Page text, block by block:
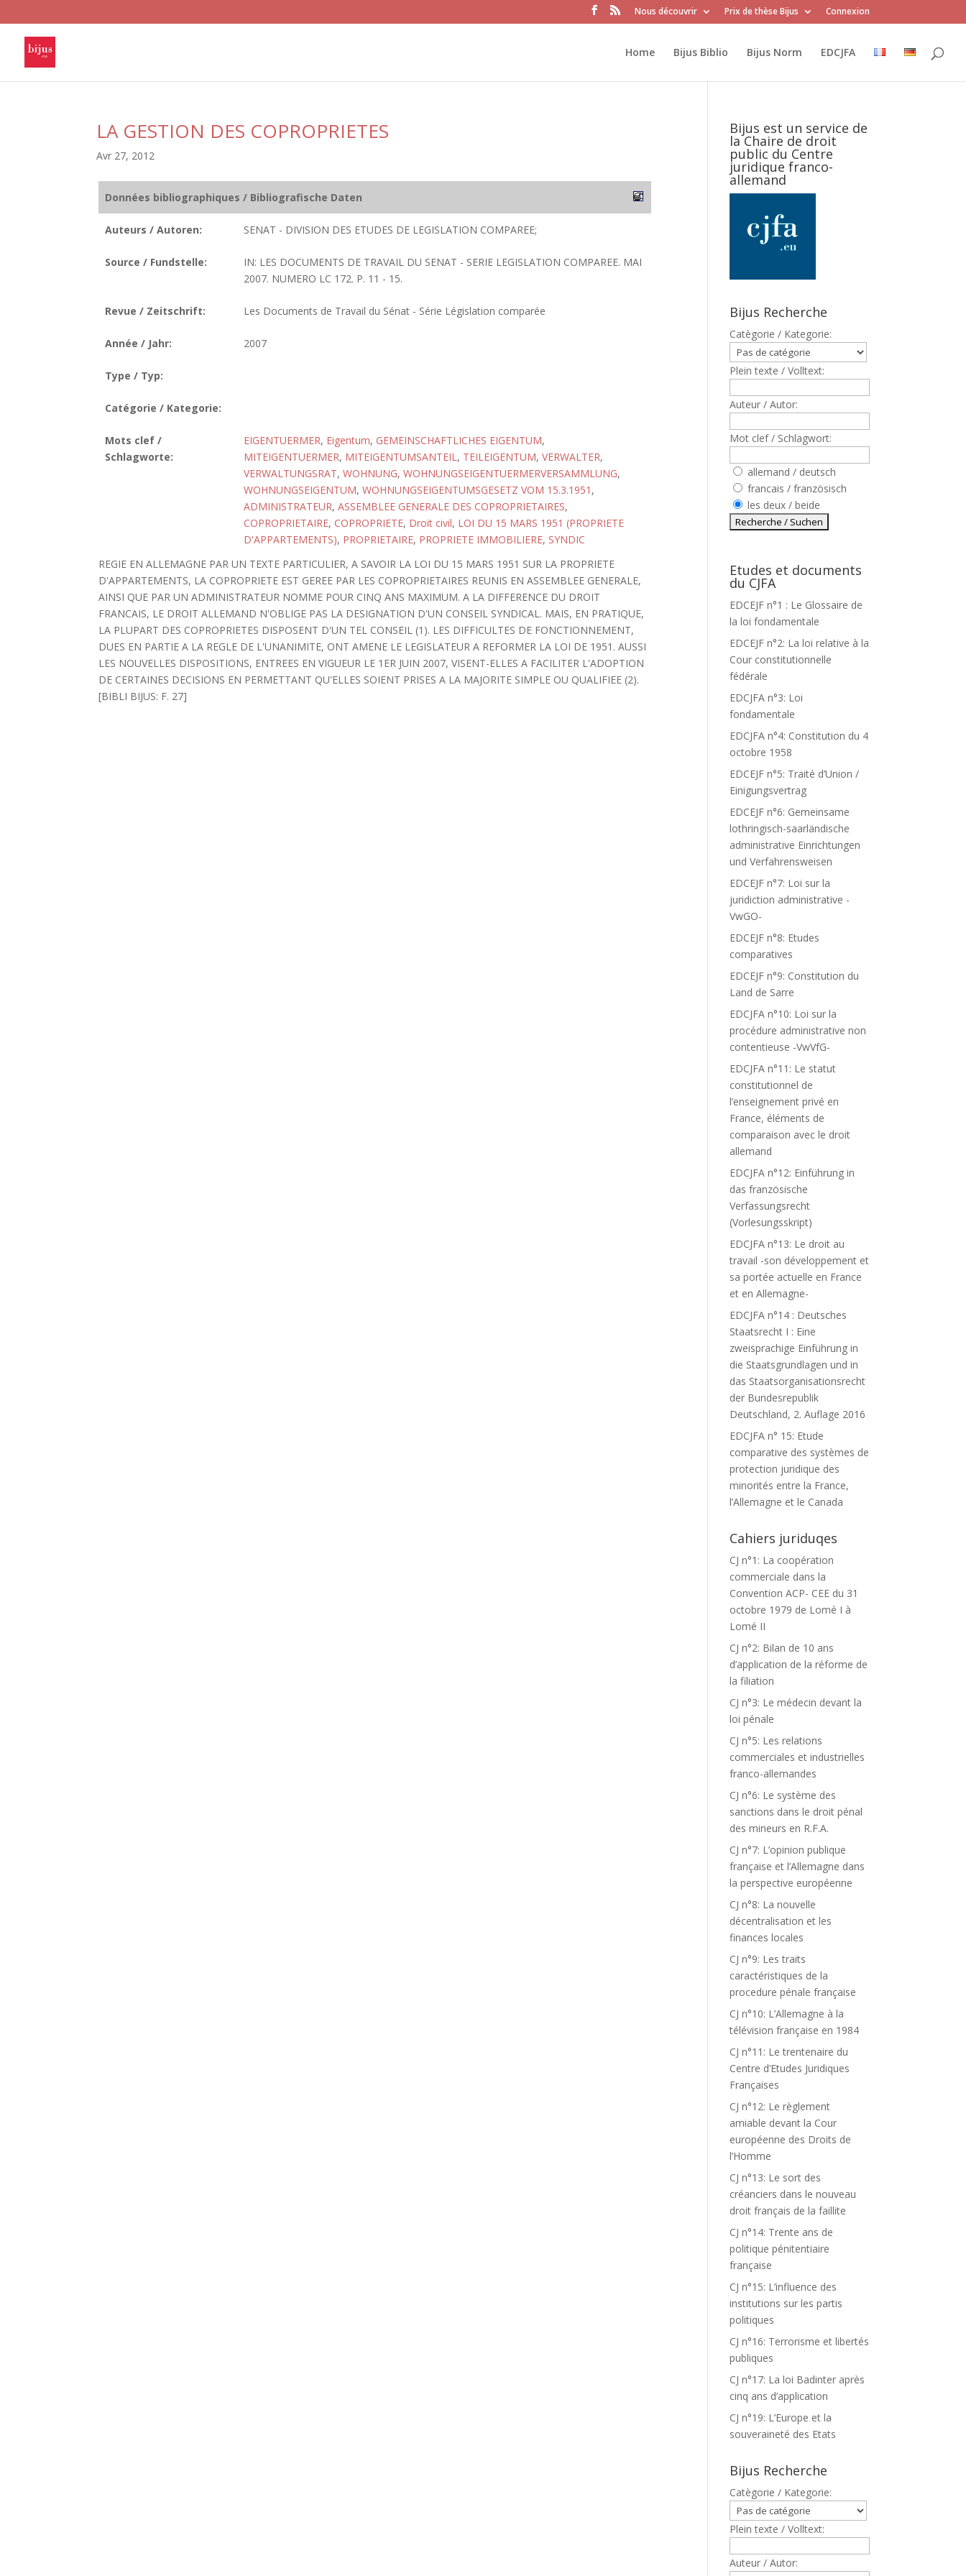
Nous découvrir Prix de thèse Bijus Connexion
Home Bijus Biblio Bijus Norm EDCJFA
LA GESTION DES COPROPRIETES
Avr 27, 2012
Données bibliographiques / Bibliografische Daten
Auteurs / Autoren: SENAT - DIVISION DES ETUDES DE LEGISLATION COMPAREE;
Source / Fundstelle:
IN: LES DOCUMENTS DE TRAVAIL DU SENAT - SERIE LEGISLATION COMPAREE. MAI
2007. NUMERO LC 172. P. 11 - 15.
Revue / Zeitschrift: Les Documents de Travail du Sénat - Série Législation comparée
Année / Jahr: 2007
Type / Typ:
Catégorie / Kategorie:
Mots clef /
Schlagworte:
EIGENTUERMER, Eigentum, GEMEINSCHAFTLICHES EIGENTUM,
MITEIGENTUERMER, MITEIGENTUMSANTEIL, TEILEIGENTUM, VERWALTER,
VERWALTUNGSRAT, WOHNUNG, WOHNUNGSEIGENTUERMERVERSAMMLUNG,
WOHNUNGSEIGENTUM, WOHNUNGSEIGENTUMSGESETZ VOM 15.3.1951 ,
ADMINISTRATEUR, ASSEMBLEE GENERALE DES COPROPRIETAIRES,
COPROPRIETAIRE, COPROPRIETE, Droit civil, LOI DU 15 MARS 1951 (PROPRIETE
D'APPARTEMENTS), PROPRIETAIRE, PROPRIETE IMMOBILIERE, SYNDIC
REGIE EN ALLEMAGNE PAR UN TEXTE PARTICULIER, A SAVOIR LA LOI DU 15 MARS 1951 SUR LA PROPRIETE
D'APPARTEMENTS, LA COPROPRIETE EST GEREE PAR LES COPROPRIETAIRES REUNIS EN ASSEMBLEE GENERALE,
AINSI QUE PAR UN ADMINISTRATEUR NOMME POUR CINQ ANS MAXIMUM. A LA DIFFERENCE DU DROIT
FRANCAIS, LE DROIT ALLEMAND N'OBLIGE PAS LA DESIGNATION D'UN CONSEIL SYNDICAL. MAIS, EN PRATIQUE,
LA PLUPART DES COPROPRIETES DISPOSENT D'UN TEL CONSEIL (1). LES DIFFICULTES DE FONCTIONNEMENT,
DUES EN PARTIE A LA REGLE DE L'UNANIMITE, ONT AMENE LE LEGISLATEUR A REFORMER LA LOI DE 1951. AUSSI
LES NOUVELLES DISPOSITIONS, ENTREES EN VIGUEUR LE 1ER JUIN 2007, VISENT-ELLES A FACILITER L'ADOPTION
DE CERTAINES DECISIONS EN PERMETTANT QU'ELLES SOIENT PRISES A LA MAJORITE SIMPLE OU QUALIFIEE (2).
[BIBLI BIJUS: F. 27]
Bijus est un service de
la Chaire de droit
public du Centre
juridique franco-
allemand
Bijus Recherche
Catègorie / Kategorie:
Plein texte / Volltext:
Auteur / Autor:
Mot clef / Schlagwort:
allemand / deutsch
francais / französisch
les deux / beide
Etudes et documents
du CJFA
EDCEJF n°1 : Le Glossaire de
la loi fondamentale
EDCEJF n°2: La loi relative à la
Cour constitutionnelle
fédérale
EDCJFA n°3: Loi
fondamentale
EDCJFA n°4: Constitution du 4
octobre 1958
EDCEJF n°5: Traité d’Union /
Einigungsvertrag
EDCEJF n°6: Gemeinsame
lothringisch-saarländische
administrative Einrichtungen
und Verfahrensweisen
EDCEJF n°7: Loi sur la
juridiction administrative -
VwGO-
EDCEJF n°8: Etudes
comparatives
EDCEJF n°9: Constitution du
Land de Sarre
EDCJFA n°10: Loi sur la
procédure administrative non
contentieuse -VwVfG-
EDCJFA n°11: Le statut
constitutionnel de
l’enseignement privé en
France, éléments de
comparaison avec le droit
allemand
EDCJFA n°12: Einführung in
das französische
Verfassungsrecht
(Vorlesungsskript)
EDCJFA n°13: Le droit au
travail -son développement et
sa portée actuelle en France
et en Allemagne-
EDCJFA n°14 : Deutsches
Staatsrecht I : Eine
zweisprachige Einführung in
die Staatsgrundlagen und in
das Staatsorganisationsrecht
der Bundesrepublik
Deutschland, 2. Auflage 2016
EDCJFA n° 15: Etude
comparative des systèmes de
protection juridique des
minorités entre la France,
l’Allemagne et le Canada
Cahiers juriduqes
CJ n°1: La coopération
commerciale dans la
Convention ACP- CEE du 31
octobre 1979 de Lomé I à
Lomé II
CJ n°2: Bilan de 10 ans
d’application de la réforme de
la filiation
CJ n°3: Le médecin devant la
loi pénale
CJ n°5: Les relations
commerciales et industrielles
franco-allemandes
CJ n°6: Le système des
sanctions dans le droit pénal
des mineurs en R.F.A.
CJ n°7: L’opinion publique
française et l’Allemagne dans
la perspective européenne
CJ n°8: La nouvelle
décentralisation et les
finances locales
CJ n°9: Les traits
caractéristiques de la
procedure pénale française
CJ n°10: L’Allemagne à la
télévision française en 1984
CJ n°11: Le trentenaire du
Centre d’Etudes Juridiques
Françaises
CJ n°12: Le règlement
amiable devant la Cour
européenne des Droits de
l’Homme
CJ n°13: Le sort des
créanciers dans le nouveau
droit français de la faillite
CJ n°14: Trente ans de
politique pénitentiaire
française
CJ n°15: L’influence des
institutions sur les partis
politiques
CJ n°16: Terrorisme et libertés
publiques
CJ n°17: La loi Badinter après
cinq ans d’application
CJ n°19: L’Europe et la
souveraineté des Etats
Bijus Recherche
Catègorie / Kategorie:
Plein texte / Volltext:
Auteur / Autor: